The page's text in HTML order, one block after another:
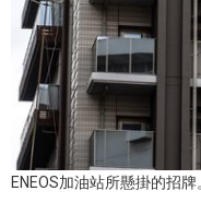
生活
運動
娛樂
ENEOS加油站所懸掛的招